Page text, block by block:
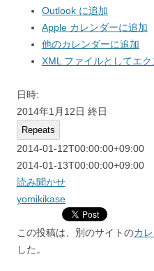
Outlook に追加
Apple カレンダーに追加
他のカレンダーに追加
XML ファイルとしてエク
日時:
2014年1月12日 終日
Repeats
2014-01-12T00:00:00+09:00
2014-01-13T00:00:00+09:00
読み聞かせ
yomikikase
この投稿は、別のサイトのカ
した。